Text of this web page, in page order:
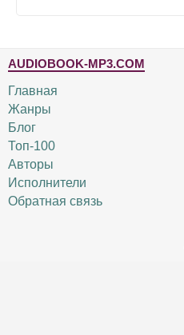
AUDIOBOOK-MP3.COM
Главная
Жанры
Блог
Топ-100
Авторы
Исполнители
Обратная связь